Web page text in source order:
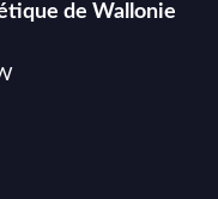
de Wallonie